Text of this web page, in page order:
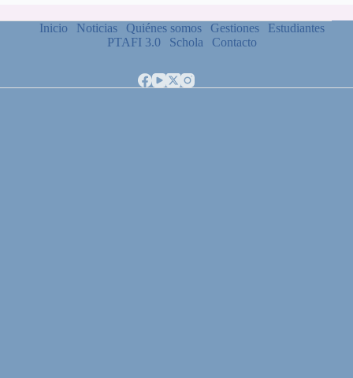
Inicio Noticias Quiénes somos Gestiones
Estudiantes
PTAFI 3.0
Schola Contacto